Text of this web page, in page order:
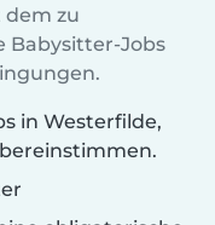
dem zu
Babysitter-Jobs
in Westerfilde,